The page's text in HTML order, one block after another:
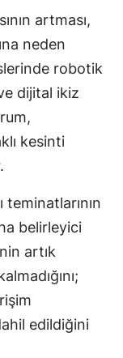
artması,
neden
robotik
dijital ikiz
kesinti
belirleyici
artık
edildiğini